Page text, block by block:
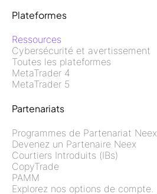
Plateformes
Ressources
Cybersécurité et avertissement
Toutes les plateformes
MetaTrader 4
MetaTrader 5
Partenariats
Programmes de Partenariat Neex
Devenez un Partenaire Neex
Courtiers Introduits (IBs)
CopyTrade
PAMM
Explorez nos options de compte.